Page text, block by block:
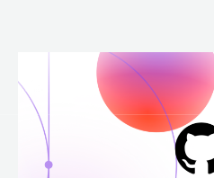
para
conteúdo